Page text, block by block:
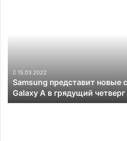
грядущий
четверг
15.03.2022
Samsung представит новые
Galaxy A в грядущий четверг